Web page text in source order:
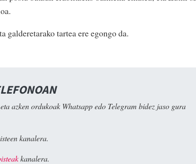
galderetarako tartea ere egongo da.
azken ordukoak Whatsapp edo Telegram bidez jaso gura
kanalera.
kanalera.